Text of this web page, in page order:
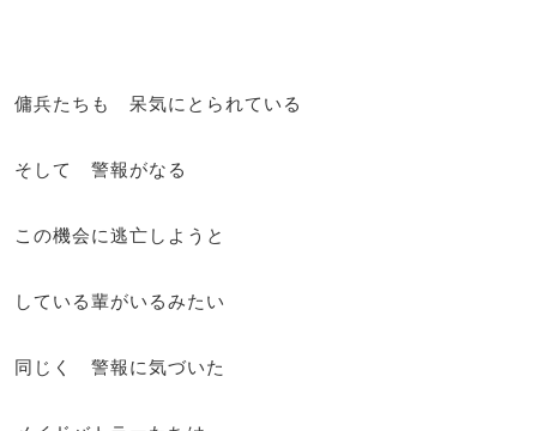
傭兵たちも 呆気にとられている
そして 警報がなる
この機会に逃亡しようと
している輩がいるみたい
同じく 警報に気づいた